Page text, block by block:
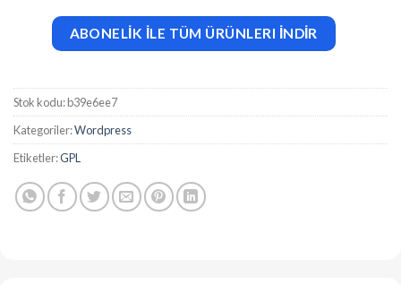
ABONELİK İLE TÜM ÜRÜNLERI İNDİR
Stok kodu:b39e6ee7
Kategoriler:Wordpress
Etiketler:GPL